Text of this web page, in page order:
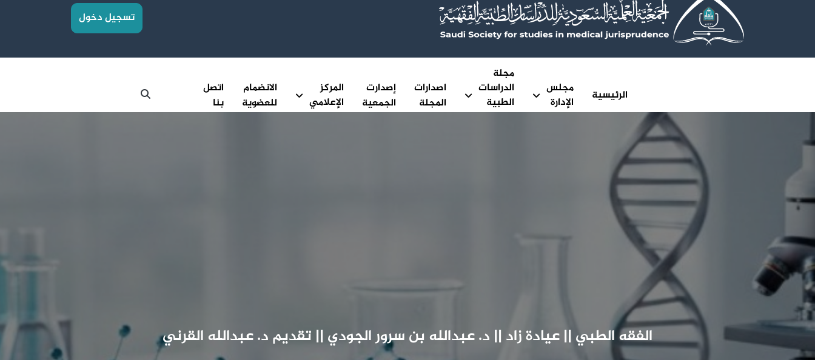
تسجيل دخول
الرئيسية
مجلس
الإدارة
مجلة
الدراسات
الطبية
الفقهية
اصدارات
المجلة
إصدارت
الجمعية
المركز
الإعلامي
الانضمام
للعضوية
اتصل
بنا
الفقه الطبي || عيادة زاد || د. عبدالله بن سرور الجودي || تقديم د. عبدالله القرني